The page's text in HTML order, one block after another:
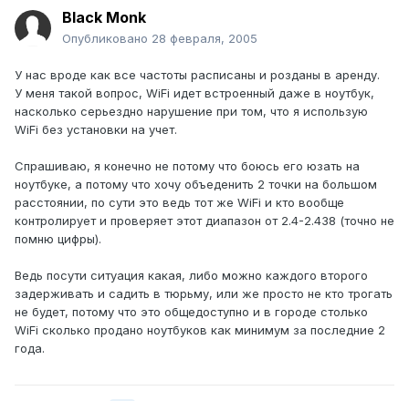
Black Monk
Опубликовано 28 февраля, 2005
У нас вроде как все частоты расписаны и розданы в аренду.
У меня такой вопрос, WiFi идет встроенный даже в ноутбук,
насколько серьездно нарушение при том, что я использую
WiFi без установки на учет.
Спрашиваю, я конечно не потому что боюсь его юзать на
ноутбуке, а потому что хочу объеденить 2 точки на большом
расстоянии, по сути это ведь тот же WiFi и кто вообще
контролирует и проверяет этот диапазон от 2.4-2.438 (точно не
помню цифры).
Ведь посути ситуация какая, либо можно каждого второго
задерживать и садить в тюрьму, или же просто не кто трогать
не будет, потому что это общедоступно и в городе столько
WiFi сколько продано ноутбуков как минимум за последние 2
года.